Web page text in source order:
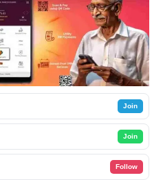
Join
Join
Follow